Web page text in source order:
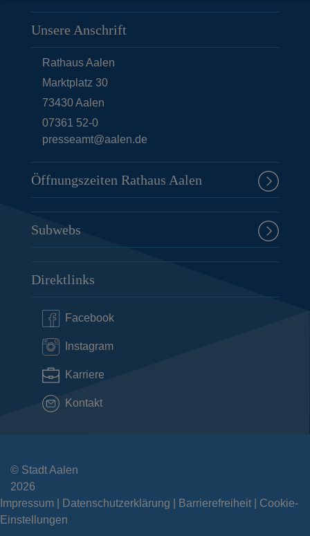
Unsere Anschrift
Rathaus Aalen
Marktplatz 30
73430Aalen
07361 52-0
presseamt@aalen.de
Öffnungszeiten Rathaus Aalen
Subwebs
Direktlinks
Facebook
Instagram
Karriere
Kontakt
© Stadt Aalen
2026
Impressum
Datenschutzerklärung Barrierefreiheit
Cookie-
Einstellungen